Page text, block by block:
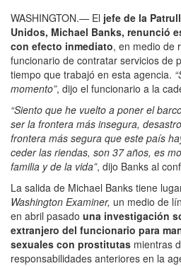
WASHINGTON.— El jefe de la
Unidos, Michael Banks, renunció
con efecto inmediato, en medio de
funcionario de contratar servicios de
tiempo que trabajó en esta agencia.
momento”, dijo el funcionario a la
“Siento que he vuelto a poner el
ser la frontera más insegura,
frontera más segura que este país
ceder las riendas, son 37 años, es
familia y de la vida”, dijo Banks al
La salida de Michael Banks tiene
Washington Examiner, un medio de
en abril pasado una investigación
extranjero del funcionario para
sexuales con prostitutas mientras
responsabilidades anteriores en la